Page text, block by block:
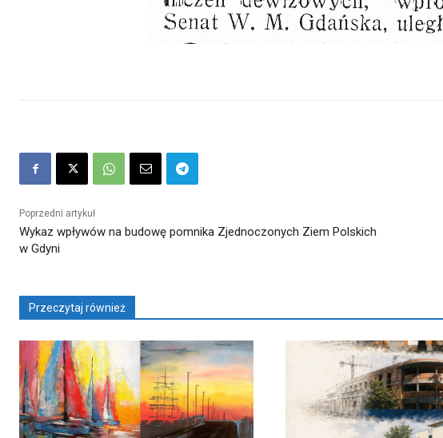
Poprzedni artykuł
Wykaz wpływów na budowę pomnika Zjednoczonych Ziem Polskich
w Gdyni
Przeczytaj również